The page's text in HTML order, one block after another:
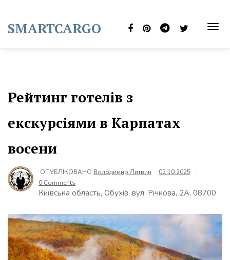
content
SMARTCARGO
Рейтинг готелів з
екскурсіями в Карпатах
восени
ОПУБЛІКОВАНО Володимир Литвин
02.10.2025
0 Comments
Київська область, Обухів, вул. Річкова, 2А, 08700